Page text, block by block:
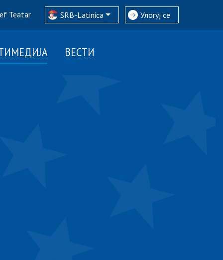
Teatar SRB-Latinica Улогуј се
ВЕСТИ